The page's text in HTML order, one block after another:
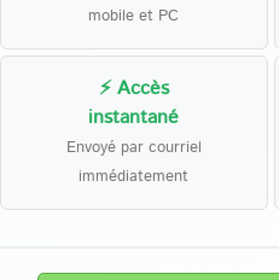
mobile et PC
⚡ Accès
instantané
Envoyé par courriel
immédiatement